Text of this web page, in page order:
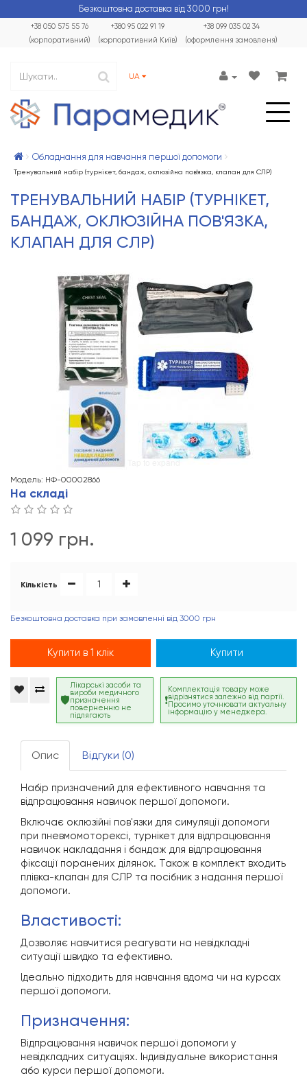
Безкоштовна доставка від 3000 грн!
+38 099 035 02 34
(оформлення замовленя)
+38 050 575 55 76
(корпоративний)
+380 95 022 91 19
(корпоративний Київ)
UA
Обладнання для навчання першої допомоги
Тренувальний набір (турнікет, бандаж, оклюзійна пов'язка, клапан для СЛР)
ТРЕНУВАЛЬНИЙ НАБІР (ТУРНІКЕТ,
БАНДАЖ, ОКЛЮЗІЙНА ПОВ'ЯЗКА,
КЛАПАН ДЛЯ СЛР)
Tap to expand
Модель: НФ-00002866
На складі
1 099 грн.
Кількість
Безкоштовна доставка при замовленні від 3000 грн
Купити в 1 клік Купити
Лікарські засоби та
вироби медичного
призначення
поверненню не
підлягають
Комплектація товару може
відрізнятися залежно від партії.
Просимо уточнювати актуальну
інформацію у менеджера.
Опис Відгуки (0)
Набір призначений для ефективного навчання та
відпрацювання навичок першої допомоги.
Включає оклюзійні пов'язки для симуляції допомоги
при пневмомоторексі, турнікет для відпрацювання
навичок накладання і бандаж для відпрацювання
фіксації поранених ділянок. Також в комплект входить
плівка-клапан для СЛР та посібник з надання першої
допомоги.
властивості:
Дозволяє навчитися реагувати на невідкладні
ситуації швидко та ефективно.
Ідеально підходить для навчання вдома чи на курсах
першої допомоги.
призначення:
Відпрацювання навичок першої допомоги у
невідкладних ситуаціях. Індивідуальне використання
або курси першої допомоги.